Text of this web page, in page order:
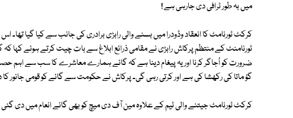
میں بہ طور ٹرافی دی جارہی ہے !
کرکٹ ٹورنامٹ کا انعقاد وڈودرا میں بسنے والی رابڑی برادری کی جانب سے کیا گیا
ٹورنامنٹ کے منتظم پرکاش رابڑی نے مقامی ذرائع ابلاغ سے بات چیت کرتے ہوئے کہا
ضرورت کو اُجاگر کرنا اور یہ پیغام دینا ہے کہ گائے ہمارے معاشرے کا سب سے اہم
گؤ ماتا کی رکھشا کی ہے اور کرتی رہی گی۔ پرکاش نے حکومت سے گائے کو قومی جانور کا
کرکٹ ٹورنامٹ جیتنے والی ٹیم کے علاوہ مین آف دی میچ کو بھی گائے انعام میں دی